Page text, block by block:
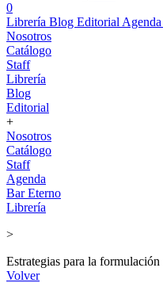
0
Librería Blog Editorial Agenda
Nosotros
Catálogo
Staff
Librería
Blog
Editorial
+
Nosotros
Catálogo
Staff
Agenda
Bar Eterno
Librería
>
Estrategias para la
Volver